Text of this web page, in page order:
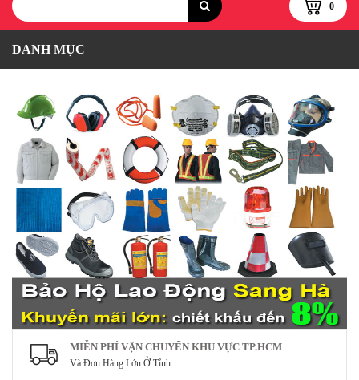
0
DANH MỤC
MIỄN PHÍ VẬN CHUYỂN KHU VỰC TP.HCM
Và Đơn Hàng Lớn Ở Tỉnh